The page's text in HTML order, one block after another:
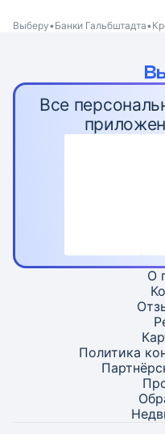
Выберу Банки Гальбштадта
Все
О
Политика